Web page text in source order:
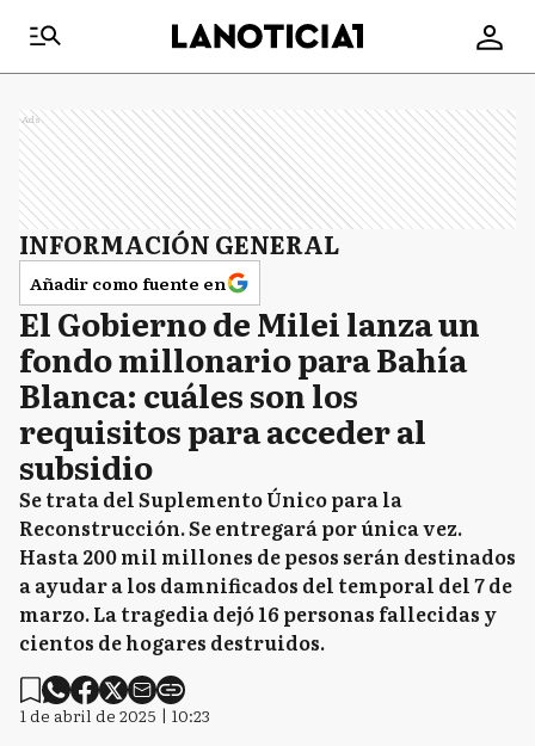
Ads
INFORMACIÓN GENERAL
Añadir como fuente en
El Gobierno de Milei lanza un
fondo millonario para Bahía
Blanca: cuáles son los
requisitos para acceder al
subsidio
Se trata del Suplemento Único para la
Reconstrucción. Se entregará por única vez.
Hasta 200 mil millones de pesos serán destinados
a ayudar a los damnificados del temporal del 7 de
marzo. La tragedia dejó 16 personas fallecidas y
cientos de hogares destruidos.
1 de abril de 2025 | 10:23